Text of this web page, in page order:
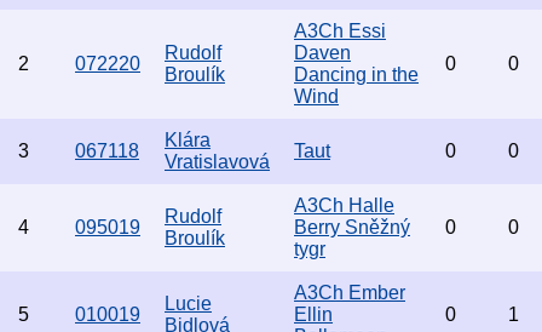
2 072220
Rudolf
Broulík
A3Ch Essi
Daven
Dancing in the
Wind
0 0
3 067118
Klára
Vratislavová
Taut 0 0
4 095019
Rudolf
Broulík
A3Ch Halle
Berry Sněžný
tygr
0 0
5 010019
Lucie
Bidlová
A3Ch Ember
Ellin
0 1